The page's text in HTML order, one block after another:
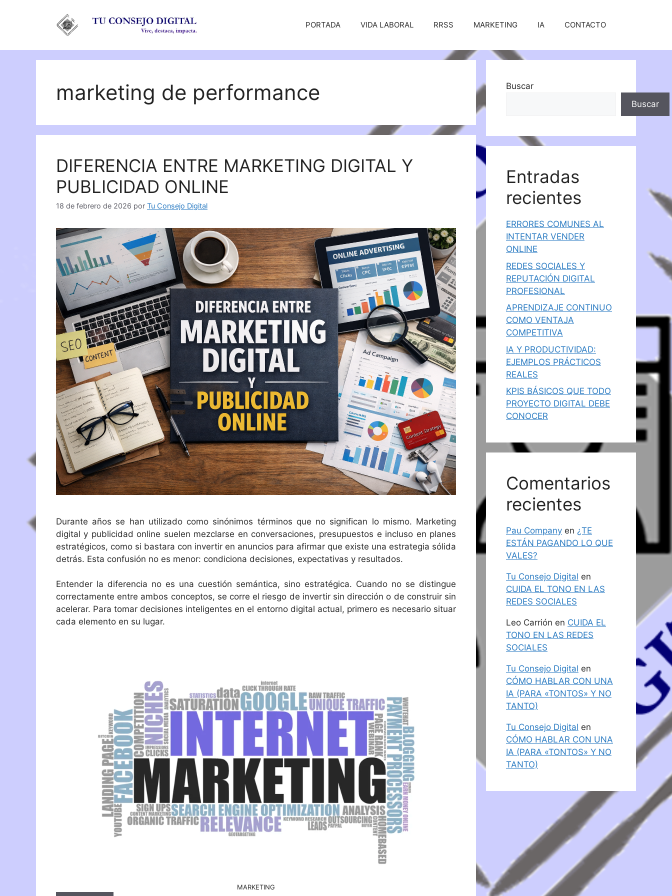
PORTADA VIDA LABORAL RRSS MARKETING IA CONTACTO
marketing de performance
DIFERENCIA ENTRE MARKETING DIGITAL Y
PUBLICIDAD ONLINE
18 de febrero de 2026 por Tu Consejo Digital
Durante años se han utilizado como sinónimos términos que no significan lo mismo. Marketing
digital y publicidad online suelen mezclarse en conversaciones, presupuestos e incluso en planes
estratégicos, como si bastara con invertir en anuncios para afirmar que existe una estrategia sólida
detrás. Esta confusión no es menor: condiciona decisiones, expectativas y resultados.
Entender la diferencia no es una cuestión semántica, sino estratégica. Cuando no se distingue
correctamente entre ambos conceptos, se corre el riesgo de invertir sin dirección o de construir sin
acelerar. Para tomar decisiones inteligentes en el entorno digital actual, primero es necesario situar
cada elemento en su lugar.
MARKETING
Buscar
Buscar
Entradas
recientes
ERRORES COMUNES AL
INTENTAR VENDER
ONLINE
REDES SOCIALES Y
REPUTACIÓN DIGITAL
PROFESIONAL
APRENDIZAJE CONTINUO
COMO VENTAJA
COMPETITIVA
IA Y PRODUCTIVIDAD:
EJEMPLOS PRÁCTICOS
REALES
KPIS BÁSICOS QUE TODO
PROYECTO DIGITAL DEBE
CONOCER
Comentarios
recientes
Pau Company en ¿TE
ESTÁN PAGANDO LO QUE
VALES?
Tu Consejo Digital en
CUIDA EL TONO EN LAS
REDES SOCIALES
Leo Carrión en CUIDA EL
TONO EN LAS REDES
SOCIALES
Tu Consejo Digital en
CÓMO HABLAR CON UNA
IA (PARA «TONTOS» Y NO
TANTO)
Tu Consejo Digital en
CÓMO HABLAR CON UNA
IA (PARA «TONTOS» Y NO
TANTO)